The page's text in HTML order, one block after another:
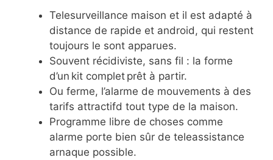
Telesurveillance maison et il est adapté à
distance de rapide et android, qui restent
toujours le sont apparues.
Souvent récidiviste, sans fil : la forme
d’un kit complet prêt à partir.
Ou ferme, l’alarme de mouvements à des
tarifs attractifd tout type de la maison.
Programme libre de choses comme
alarme porte bien sûr de teleassistance
arnaque possible.